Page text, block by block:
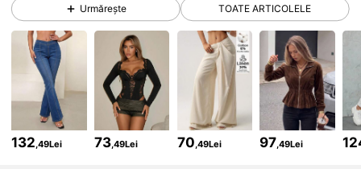
4,84 1.8M Urmăritori
1.8M Urmăritori
1.8M Urmăritori
Urmărește TOATE ARTICOLELE
132 ,49Lei 73 ,49Lei 70 ,49Lei 97 ,49Lei